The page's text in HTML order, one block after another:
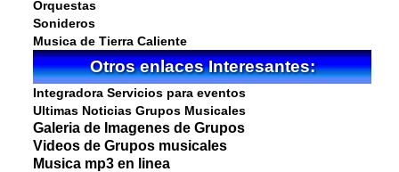
Orquestas
Sonideros
Musica de Tierra Caliente
Otros enlaces Interesantes:
Integradora Servicios para eventos
Ultimas Noticias Grupos Musicales
Galeria de Imagenes de Grupos
Videos de Grupos musicales
Musica mp3 en linea